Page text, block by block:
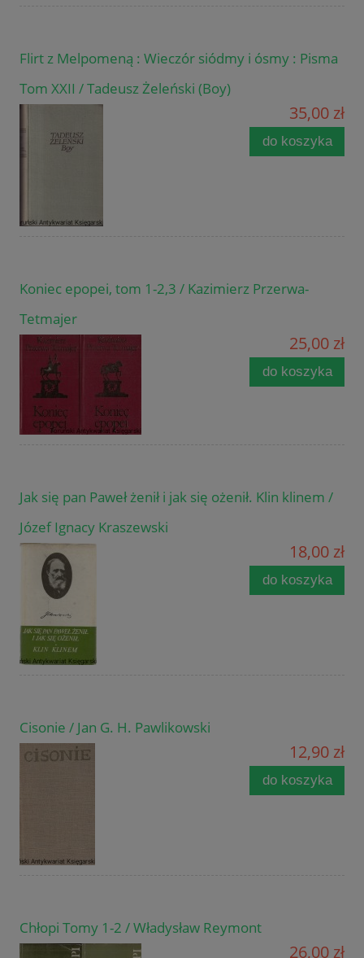
Flirt z Melpomeną : Wieczór siódmy i ósmy : Pisma
Tom XXII / Tadeusz Żeleński (Boy)
35,00 zł
do koszyka
Koniec epopei, tom 1-2,3 / Kazimierz Przerwa-
Tetmajer
25,00 zł
do koszyka
Jak się pan Paweł żenił i jak się ożenił. Klin klinem /
Józef Ignacy Kraszewski
18,00 zł
do koszyka
Cisonie / Jan G. H. Pawlikowski
12,90 zł
do koszyka
Chłopi Tomy 1-2 / Władysław Reymont
26,00 zł